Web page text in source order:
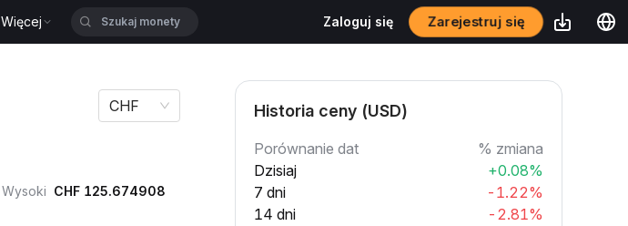
Więcej Zaloguj się Zarejestruj się
CHF
Wysoki CHF 125.674908
Historia ceny (USD)
Porównanie dat
% zmiana
Dzisiaj
+0.08%
7 dni
-1.22%
14 dni
-2.81%